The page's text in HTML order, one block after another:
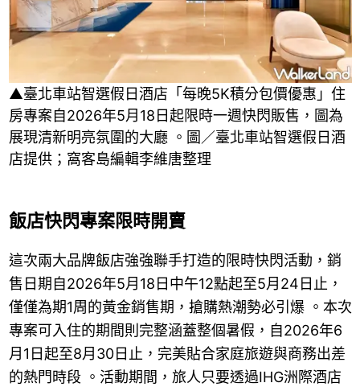
▲臺北車站智選假日酒店「每晚5K積分包價優惠」住
房專案自2026年5月18日起限時一週快閃販售，圖為
展現清新明亮氛圍的大廳 。圖／臺北車站智選假日酒
店提供；窩客島編輯李維唐整理
飯店快閃專案限時開賣
這次兩大品牌飯店強強聯手打造的限時快閃活動，銷
售日期自2026年5月18日中午12點起至5月24日止，
僅僅為期1周的黃金銷售期，搶購熱潮勢必引爆 。本次
專案可入住的期間則完整涵蓋整個暑假，自2026年6
月1日起至8月30日止，完美貼合家庭旅遊與商務出差
的熱門時段 。活動期間，旅人只要透過IHG洲際酒店